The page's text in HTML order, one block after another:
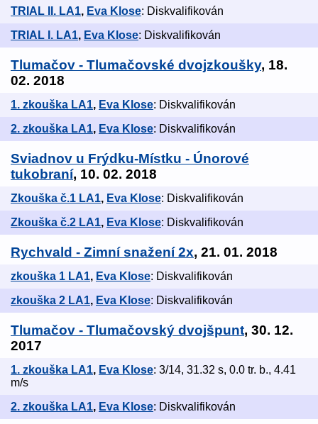
TRIAL II. LA1, Eva Klose: Diskvalifikován
TRIAL I. LA1, Eva Klose: Diskvalifikován
Tlumačov - Tlumačovské dvojzkoušky, 18.
02. 2018
1. zkouška LA1, Eva Klose: Diskvalifikován
2. zkouška LA1, Eva Klose: Diskvalifikován
Sviadnov u Frýdku-Místku - Únorové
tukobraní, 10. 02. 2018
Zkouška č.1 LA1, Eva Klose: Diskvalifikován
Zkouška č.2 LA1, Eva Klose: Diskvalifikován
Rychvald - Zimní snažení 2x, 21. 01. 2018
zkouška 1 LA1, Eva Klose: Diskvalifikován
zkouška 2 LA1, Eva Klose: Diskvalifikován
Tlumačov - Tlumačovský dvojšpunt, 30. 12.
2017
1. zkouška LA1, Eva Klose: 3/14, 31.32 s, 0.0 tr. b., 4.41
m/s
2. zkouška LA1, Eva Klose: Diskvalifikován